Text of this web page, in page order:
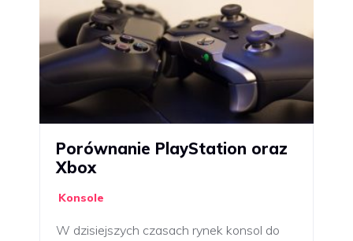
Porównanie PlayStation oraz
Xbox
Konsole
W dzisiejszych czasach rynek konsol do